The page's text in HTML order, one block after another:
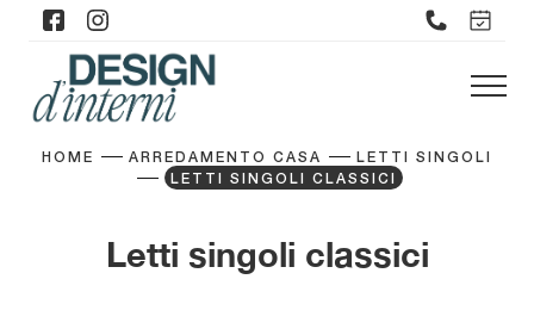
HOME ARREDAMENTO CASA
LETTI SINGOLI
LETTI SINGOLI CLASSICI
Letti singoli classici